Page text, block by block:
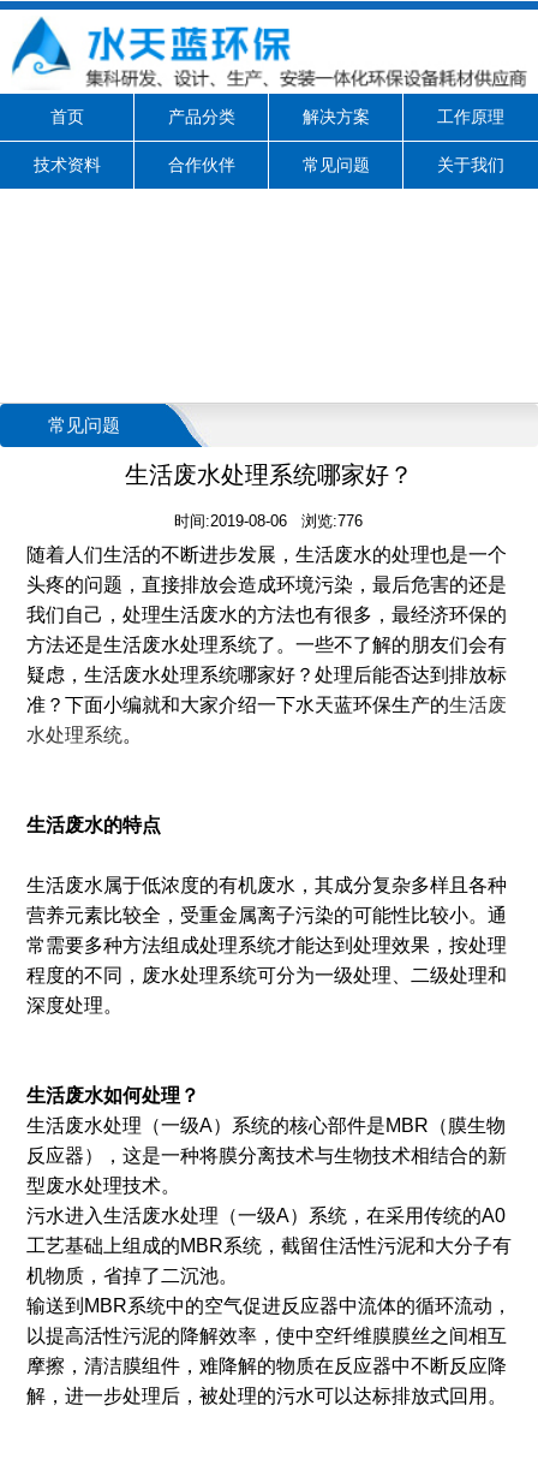
首页 产品分类 解决方案 工作原理
技术资料 合作伙伴 常见问题 关于我们
常见问题
生活废水处理系统哪家好？
时间:2019-08-06 浏览:776
随着人们生活的不断进步发展，生活废水的处理也是一个
头疼的问题，直接排放会造成环境污染，最后危害的还是
我们自己，处理生活废水的方法也有很多，最经济环保的
方法还是生活废水处理系统了。一些不了解的朋友们会有
疑虑，生活废水处理系统哪家好？处理后能否达到排放标
准？下面小编就和大家介绍一下水天蓝环保生产的生活废
水处理系统。
生活废水的特点
生活废水属于低浓度的有机废水，其成分复杂多样且各种
营养元素比较全，受重金属离子污染的可能性比较小。通
常需要多种方法组成处理系统才能达到处理效果，按处理
程度的不同，废水处理系统可分为一级处理、二级处理和
深度处理。
生活废水如何处理？
生活废水处理（一级A）系统的核心部件是MBR（膜生物
反应器），这是一种将膜分离技术与生物技术相结合的新
型废水处理技术。
污水进入生活废水处理（一级A）系统，在采用传统的A0
工艺基础上组成的MBR系统，截留住活性污泥和大分子有
机物质，省掉了二沉池。
输送到MBR系统中的空气促进反应器中流体的循环流动，
以提高活性污泥的降解效率，使中空纤维膜膜丝之间相互
摩擦，清洁膜组件，难降解的物质在反应器中不断反应降
解，进一步处理后，被处理的污水可以达标排放式回用。